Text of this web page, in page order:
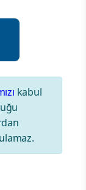
kabul